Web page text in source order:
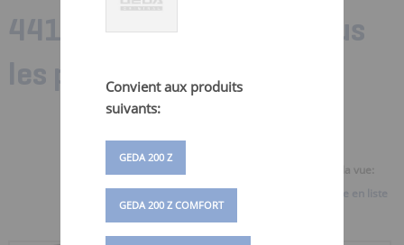
Convient aux produits
suivants:
GEDA 200 Z
GEDA 200 Z COMFORT
441 Zubehörteile für:
Tous
les produits
Sélectionner la vue:
Vue d'ensemble
Vue en liste